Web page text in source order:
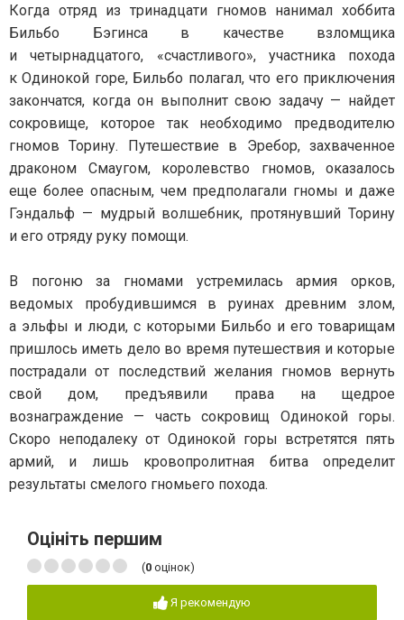
Когда отряд из тринадцати гномов нанимал хоббита
Бильбо Бэгинса в качестве взломщика
и четырнадцатого, «счастливого», участника похода
к Одинокой горе, Бильбо полагал, что его приключения
закончатся, когда он выполнит свою задачу — найдет
сокровище, которое так необходимо предводителю
гномов Торину. Путешествие в Эребор, захваченное
драконом Смаугом, королевство гномов, оказалось
еще более опасным, чем предполагали гномы и даже
Гэндальф — мудрый волшебник, протянувший Торину
и его отряду руку помощи.
В погоню за гномами устремилась армия орков,
ведомых пробудившимся в руинах древним злом,
а эльфы и люди, с которыми Бильбо и его товарищам
пришлось иметь дело во время путешествия и которые
пострадали от последствий желания гномов вернуть
свой дом, предъявили права на щедрое
вознаграждение — часть сокровищ Одинокой горы.
Скоро неподалеку от Одинокой горы встретятся пять
армий, и лишь кровопролитная битва определит
результаты смелого гномьего похода.
Оцініть першим
(0 оцінок)
Я рекомендую